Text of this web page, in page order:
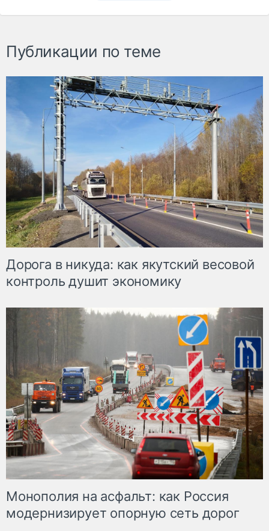
Публикации по теме
Дорога в никуда: как якутский весовой
контроль душит экономику
Монополия на асфальт: как Россия
модернизирует опорную сеть дорог